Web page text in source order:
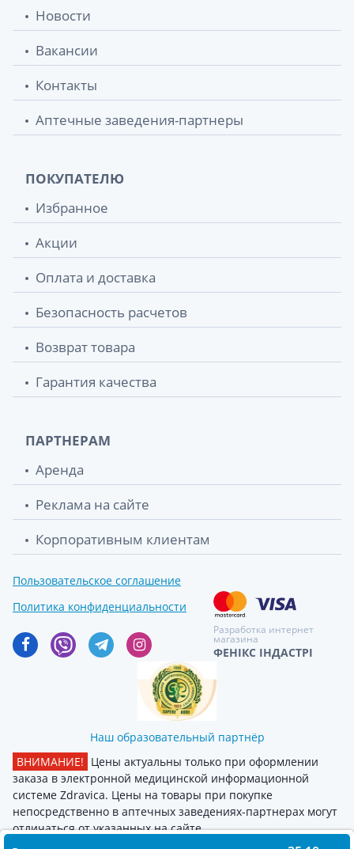
Новости
Вакансии
Контакты
Аптечные заведения-партнеры
ПОКУПАТЕЛЮ
Избранное
Акции
Оплата и доставка
Безопасность расчетов
Возврат товара
Гарантия качества
ПАРТНЕРАМ
Аренда
Реклама на сайте
Корпоративным клиентам
Пользовательское соглашение
Политика конфиденциальности
Разработка интернет
магазина
ФЕНІКС ІНДАСТРІ
Наш образовательный партнёр
ВНИМАНИЕ! Цены актуальны только при оформлении
заказа в электронной медицинской информационной
системе Zdravica. Цены на товары при покупке
непосредственно в аптечных заведениях-партнерах могут
отличаться от указанных на сайте